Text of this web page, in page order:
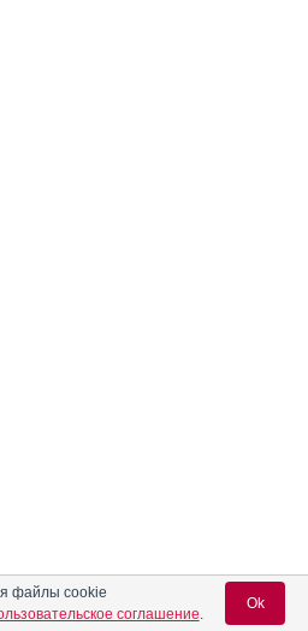
файлы cookie
соглашение.
Ok